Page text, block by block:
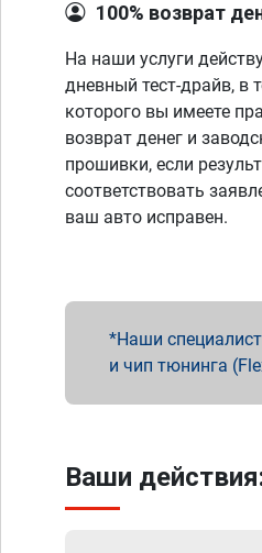
100% возврат
На наши услуги
дневный тест-драйв, в
которого вы имеете
возврат денег и
прошивки, если
соответствовать
ваш авто исправен.
Наши
и чип тюнинга
Ваши